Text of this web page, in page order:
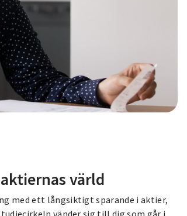
värld
med ett långsiktigt sparande i aktier,
vänder sig till dig som går i